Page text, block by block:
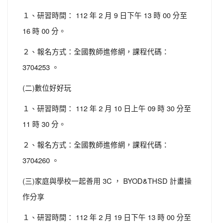
１、研習時間： 112 年 2 月 9 日下午 13 時 00 分至
16 時 00 分。
２、報名方式：全國教師進修網，課程代碼：
3704253 。
(二)數位好好玩
１、研習時間： 112 年 2 月 10 日上午 09 時 30 分至
11 時 30 分。
２、報名方式：全國教師進修網，課程代碼：
3704260 。
(三)家庭與學校一起善用 3C ， BYOD&THSD 計畫操
作分享
１、研習時間： 112 年 2 月 19 日下午 13 時 00 分至